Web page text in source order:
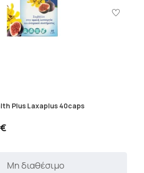
Plus Laxaplus 40caps
Μη διαθέσιμο